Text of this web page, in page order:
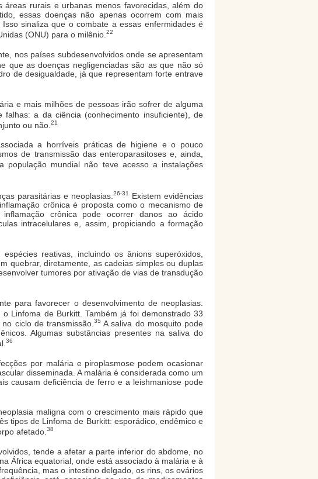
áreas rurais e urbanas menos favorecidas, além do
essas doenças não apenas ocorrem com mais
sinaliza que o combate a essas enfermidades é
(ONU) para o milênio. 22
nos países subdesenvolvidos onde se apresentam
que as doenças negligenciadas são as que não só
de desigualdade, já que representam forte entrave
e mais milhões de pessoas irão sofrer de alguma
a da ciência (conhecimento insuficiente), de
ou não. 21
a horríveis práticas de higiene e o pouco
de transmissão das enteroparasitoses e, ainda,
população mundial não teve acesso a instalações
parasitárias e neoplasias. 26-31
Existem evidências
crônica é proposta como o mecanismo de
crônica pode ocorrer danos ao ácido
intracelulares e, assim, propiciando a formação
reativas, incluindo os ânions superóxidos,
quebrar, diretamente, as cadeias simples ou duplas
tumores por ativação de vias de transdução
para favorecer o desenvolvimento de neoplasias.
Linfoma de Burkitt. Também já foi demonstrado 33
ciclo de transmissão.35 A saliva do mosquito pode
Algumas substâncias presentes na saliva do
36
por malária e piroplasmose podem ocasionar
disseminada. A malária é considerada como um
causam deficiência de ferro e a leishmaniose pode
maligna com o crescimento mais rápido que
tipos de Linfoma de Burkitt: esporádico, endêmico e
afetado. 38
tende a afetar a parte inferior do abdome, no
África equatorial, onde está associado à malária e à
mas o intestino delgado, os rins, os ovários